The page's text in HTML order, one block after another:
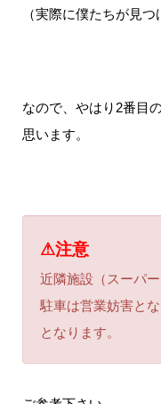
（実際に僕たちが見つ
なので、やはり2番目
思います。
⚠注意
近隣施設（スーパ
駐車は営業妨害と
となります。